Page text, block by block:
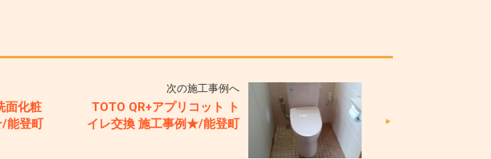
面化粧
能登町
次の施工事例へ
TOTO QR+アプリコット ト
イレ交換 施工事例★/能登町